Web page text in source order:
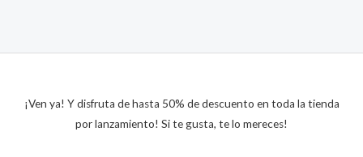
¡Ven ya! Y disfruta de hasta 50% de descuento en toda la tienda
por lanzamiento! Si te gusta, te lo mereces!